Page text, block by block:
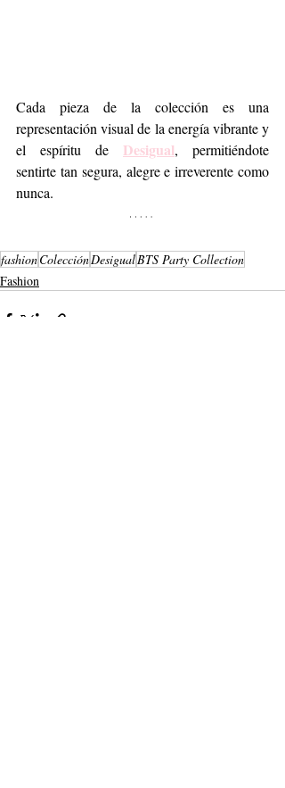
Cada pieza de la colección es una
representación visual de la energía vibrante y
el espíritu de Desigual, permitiéndote
sentirte tan segura, alegre e irreverente como
nunca.
fashionColecciónDesigualBTS Party Collection
Fashion